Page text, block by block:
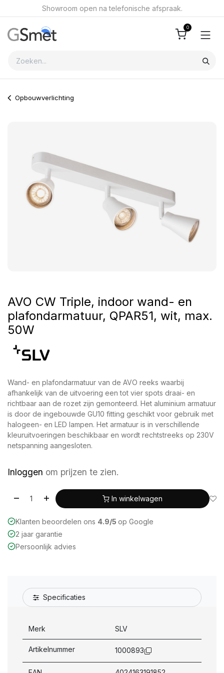
Overslaan naar inhoudShowroom open na telefonische afspraak.
0
Opbouwverlichting
AVO CW Triple, indoor wand- en
plafondarmatuur, QPAR51, wit, max.
50W
Wand- en plafondarmatuur van de AVO reeks waarbij
afhankelijk van de uitvoering een tot vier spots draai- en
richtbaar aan de rozet zijn gemonteerd. Het aluminium armatuur
is door de ingebouwde GU10 fitting geschikt voor gebruik met
halogeen- en LED lampen. Het armatuur is in verschillende
kleuruitvoeringen beschikbaar en wordt rechtstreeks op 230V
netspanning aangesloten.
Inloggen om prijzen te zien.
In winkelwagen
Klanten beoordelen ons 4.9/5 op Google
2 jaar garantie
Persoonlijk advies
Specificaties
Merk SLV
Artikelnummer 1000893